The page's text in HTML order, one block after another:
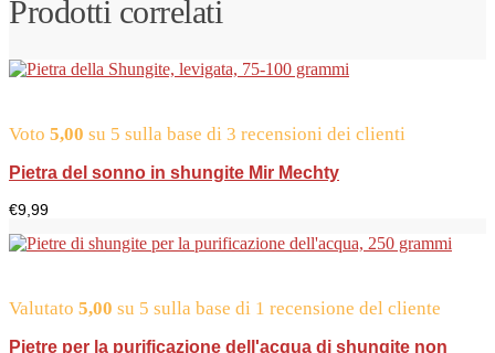
Prodotti correlati
Voto 5,00 su 5 sulla base di 3 recensioni dei clienti
Pietra del sonno in shungite Mir Mechty
€9,99
Valutato 5,00 su 5 sulla base di 1 recensione del cliente
Pietre per la purificazione dell'acqua di shungite non